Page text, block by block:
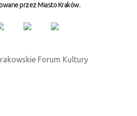
przez Miasto Kraków.
Forum Kultury